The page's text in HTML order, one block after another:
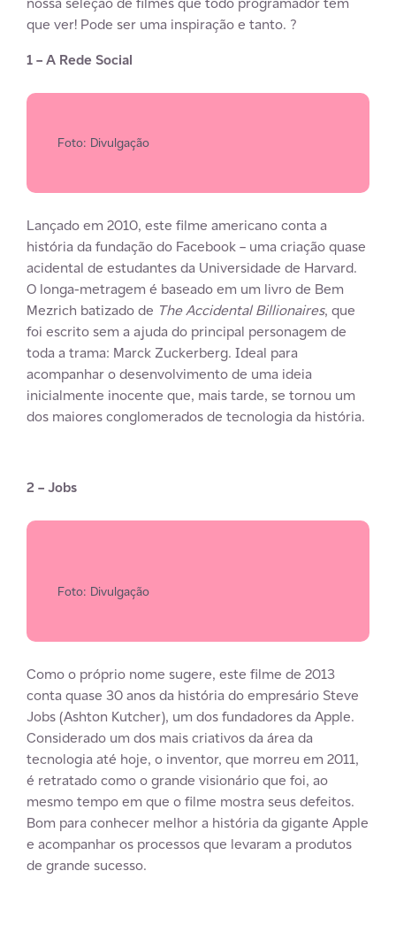
que ver! Pode ser uma inspiração e tanto. ?
1 – A Rede Social
Foto: Divulgação
Lançado em 2010, este filme americano conta a
história da fundação do Facebook – uma criação quase
acidental de estudantes da Universidade de Harvard.
O longa-metragem é baseado em um livro de Bem
Mezrich batizado de The Accidental Billionaires, que
foi escrito sem a ajuda do principal personagem de
toda a trama: Marck Zuckerberg. Ideal para
acompanhar o desenvolvimento de uma ideia
inicialmente inocente que, mais tarde, se tornou um
dos maiores conglomerados de tecnologia da história.
2 – Jobs
Foto: Divulgação
Como o próprio nome sugere, este filme de 2013
conta quase 30 anos da história do empresário Steve
Jobs (Ashton Kutcher), um dos fundadores da Apple.
Considerado um dos mais criativos da área da
tecnologia até hoje, o inventor, que morreu em 2011,
é retratado como o grande visionário que foi, ao
mesmo tempo em que o filme mostra seus defeitos.
Bom para conhecer melhor a história da gigante Apple
e acompanhar os processos que levaram a produtos
de grande sucesso.